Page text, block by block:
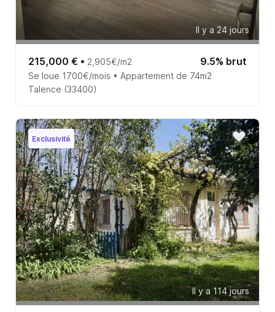
Il y a 24 jours
215,000 € • 2,905€/m2 9.5% brut
Se loue 1700€/mois • Appartement de 74m2
Talence (33400)
Exclusivité
Il y a 114 jours